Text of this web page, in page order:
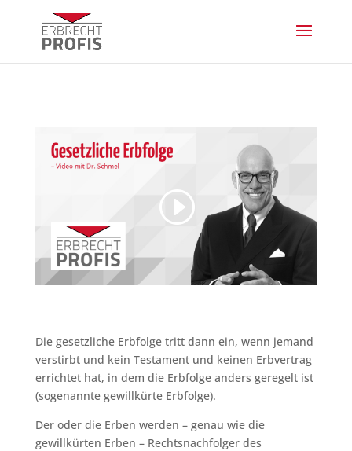
Die gesetzliche Erbfolge tritt dann ein, wenn jemand
verstirbt und kein Testament und keinen Erbvertrag
errichtet hat, in dem die Erbfolge anders geregelt ist
(sogenannte gewillkürte Erbfolge).
Der oder die Erben werden – genau wie die
gewillkürten Erben – Rechtsnachfolger des